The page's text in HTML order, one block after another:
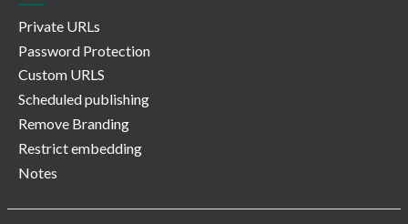
Private URLs
Password Protection
Custom URLS
Scheduled publishing
Remove Branding
Restrict embedding
Notes